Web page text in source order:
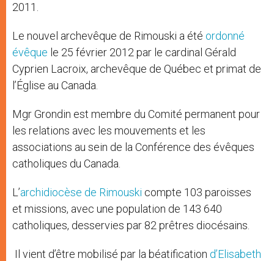
2011.
Le nouvel archevêque de Rimouski a été ordonné
évêque le 25 février 2012 par le cardinal Gérald
Cyprien Lacroix, archevêque de Québec et primat de
l’Église au Canada.
Mgr Grondin est membre du Comité permanent pour
les relations avec les mouvements et les
associations au sein de la Conférence des évêques
catholiques du Canada.
L’archidiocèse de Rimouski compte 103 paroisses
et missions, avec une population de 143 640
catholiques, desservies par 82 prêtres diocésains.
Il vient d’être mobilisé par la béatification d’Elisabeth